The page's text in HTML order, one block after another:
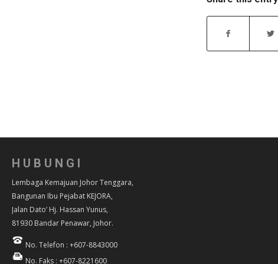
HUBUNGI
Lembaga Kemajuan Johor Tenggara,
Bangunan Ibu Pejabat KEJORA,
Jalan Dato’ Hj. Hassan Yunus,
81930 Bandar Penawar, Johor.
No. Telefon : +607-8843000
No. Faks : +607-8221600